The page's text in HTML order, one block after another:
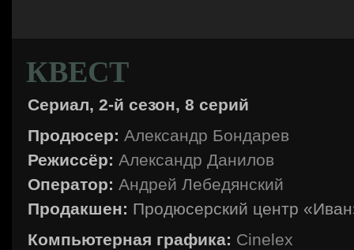
КВЕСТ
Сериал, 2-й сезон, 8 серий
Продюсер: Александр Бондарев
Режиссёр: Александр Данилов
Оператор: Андрей Лебедянский
Продакшен: Продюсерский центр
Компьютерная графика: Cinelex